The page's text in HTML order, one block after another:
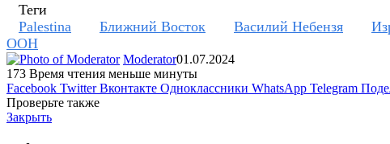
Теги
Palestina
Ближний Восток Василий Небензя
ООН
Moderator01.07.2024
173 Время чтения меньше минуты
Facebook Twitter Вконтакте Одноклассники WhatsApp Telegram
Проверьте также
Закрыть